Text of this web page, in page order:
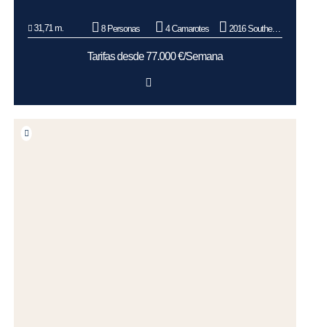
31,71 m. 8 Personas 4 Camarotes 2016 Southern Wind Shipyard
Tarifas desde 77.000 €/Semana